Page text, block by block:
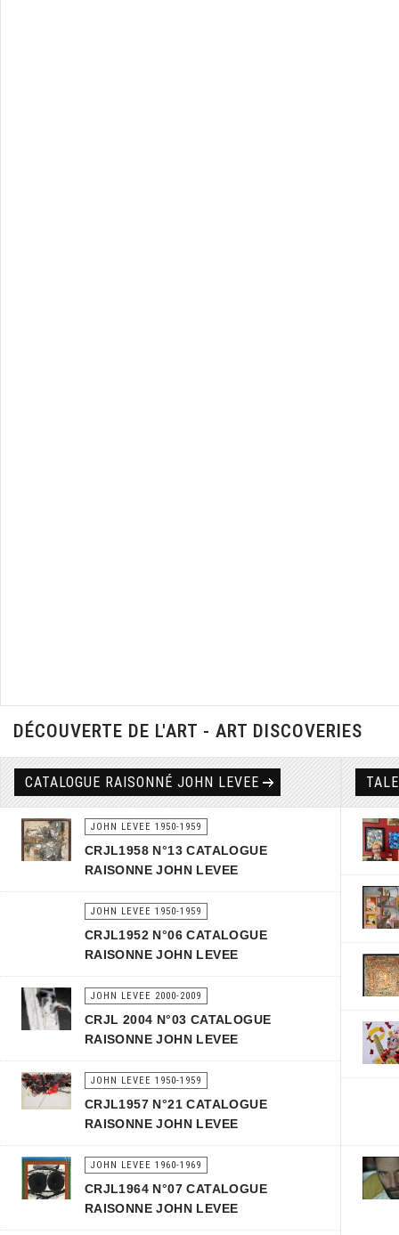
DÉCOUVERTE DE L'ART - ART DISCOVERIES
CATALOGUE RAISONNÉ JOHN LEVEE
JOHN LEVEE 1950-1959
CRJL1958 N°13 CATALOGUE
RAISONNE JOHN LEVEE
JOHN LEVEE 1950-1959
CRJL1952 N°06 CATALOGUE
RAISONNE JOHN LEVEE
JOHN LEVEE 2000-2009
CRJL 2004 N°03 CATALOGUE
RAISONNE JOHN LEVEE
JOHN LEVEE 1950-1959
CRJL1957 N°21 CATALOGUE
RAISONNE JOHN LEVEE
JOHN LEVEE 1960-1969
CRJL1964 N°07 CATALOGUE
RAISONNE JOHN LEVEE